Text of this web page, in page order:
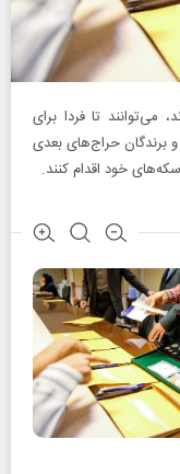
تا فردا برای
برندگان حراج‌های بعدی
خود اقدام کنند.